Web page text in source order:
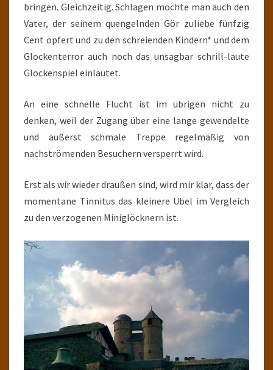
bringen. Gleichzeitig. Schlagen möchte man auch den
Vater, der seinem quengelnden Gör zuliebe fünfzig
Cent opfert und zu den schreienden Kindern* und dem
Glockenterror auch noch das unsagbar schrill-laute
Glockenspiel einläutet.
An eine schnelle Flucht ist im übrigen nicht zu
denken, weil der Zugang über eine lange gewendelte
und äußerst schmale Treppe regelmäßig von
nachströmenden Besuchern versperrt wird.
Erst als wir wieder draußen sind, wird mir klar, dass der
momentane Tinnitus das kleinere Übel im Vergleich
zu den verzogenen Miniglöcknern ist.